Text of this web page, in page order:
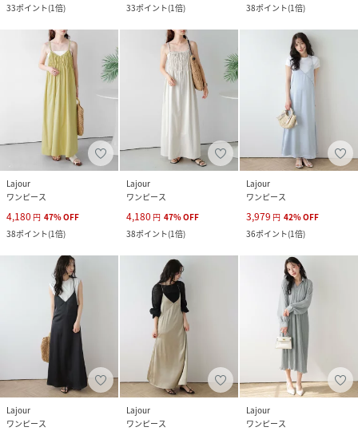
33ポイント(1倍)
33ポイント(1倍)
38ポイント(1倍)
Lajour
ワンピース
4,180 円 47%OFF
38ポイント(1倍)
Lajour
ワンピース
4,180 円 47%OFF
38ポイント(1倍)
Lajour
ワンピース
3,979 円 42%OFF
36ポイント(1倍)
Lajour
ワンピース
Lajour
ワンピース
Lajour
ワンピース